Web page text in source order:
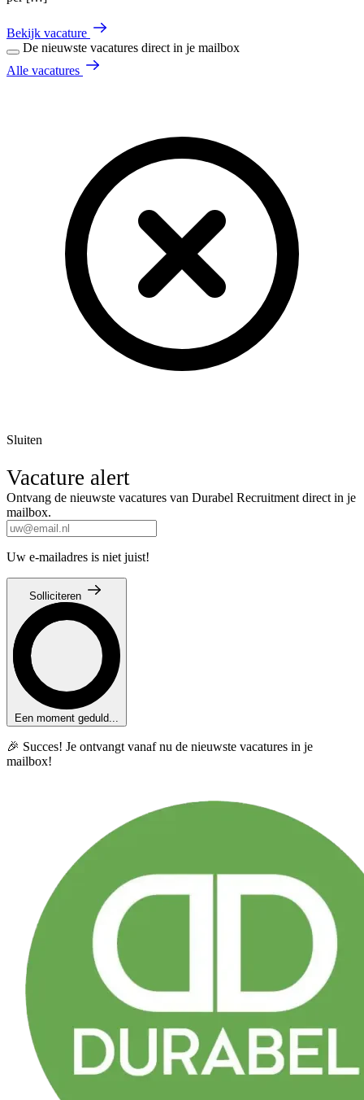
Bekijk vacature
De nieuwste vacatures direct in je mailbox
Alle vacatures
Sluiten
Vacature alert
Ontvang de nieuwste vacatures van Durabel Recruitment direct in je
mailbox.
Uw e-mailadres is niet juist!
Solliciteren
Een moment geduld...
🎉 Succes! Je ontvangt vanaf nu de nieuwste vacatures in je
mailbox!